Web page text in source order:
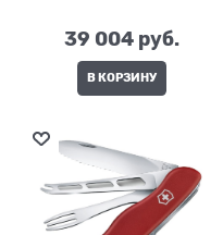
39 004 руб.
В КОРЗИНУ